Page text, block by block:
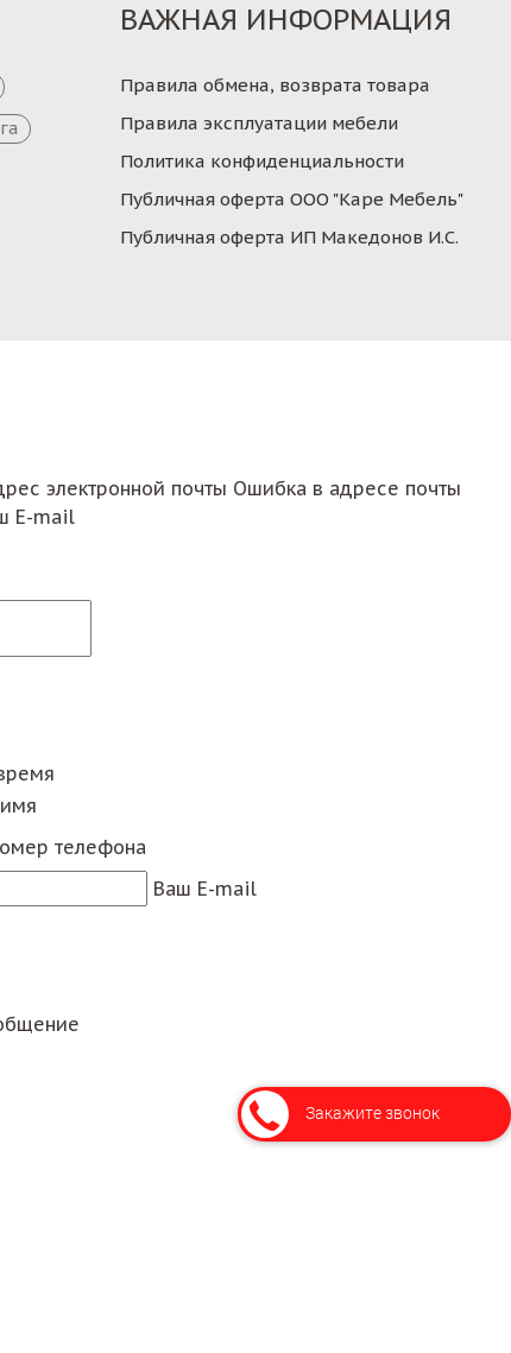
ВАЖНАЯ ИНФОРМАЦИЯ
Правила обмена, возврата товара
Правила эксплуатации мебели
Политика конфиденциальности
Публичная оферта ООО "Каре Мебель"
Публичная оферта ИП Македонов И.С.
электронной почты Ошибка в адресе почты
E-mail
телефона
Ваш E-mail
Закажите звонок